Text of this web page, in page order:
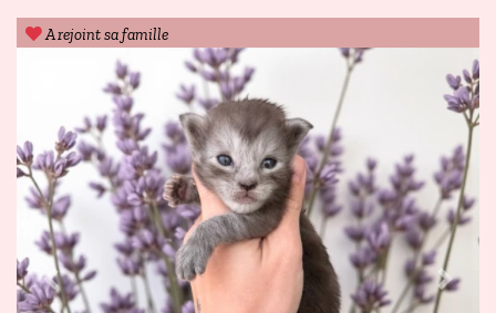
A rejoint sa famille
Previous Next